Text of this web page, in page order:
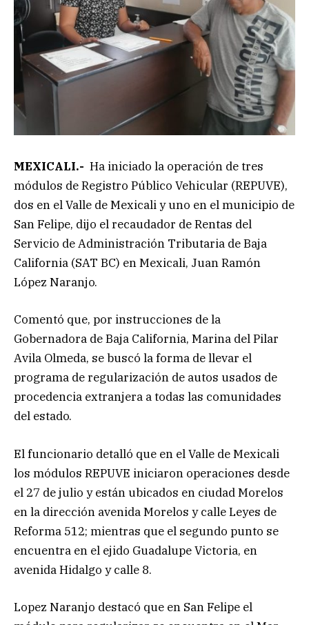
MEXICALI.- Ha iniciado la operación de tres
módulos de Registro Público Vehicular (REPUVE),
dos en el Valle de Mexicali y uno en el municipio de
San Felipe, dijo el recaudador de Rentas del
Servicio de Administración Tributaria de Baja
California (SAT BC) en Mexicali, Juan Ramón
López Naranjo.
Comentó que, por instrucciones de la
Gobernadora de Baja California, Marina del Pilar
Avila Olmeda, se buscó la forma de llevar el
programa de regularización de autos usados de
procedencia extranjera a todas las comunidades
del estado.
El funcionario detalló que en el Valle de Mexicali
los módulos REPUVE iniciaron operaciones desde
el 27 de julio y están ubicados en ciudad Morelos
en la dirección avenida Morelos y calle Leyes de
Reforma 512; mientras que el segundo punto se
encuentra en el ejido Guadalupe Victoria, en
avenida Hidalgo y calle 8.
Lopez Naranjo destacó que en San Felipe el